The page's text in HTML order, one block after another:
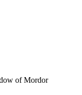
of Mordor